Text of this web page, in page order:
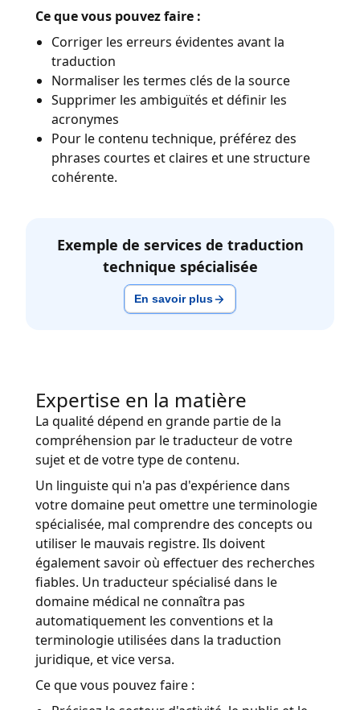
Ce que vous pouvez faire :
Corriger les erreurs évidentes avant la
traduction
Normaliser les termes clés de la source
Supprimer les ambiguïtés et définir les
acronymes
Pour le contenu technique, préférez des
phrases courtes et claires et une structure
cohérente.
Exemple de services de traduction
technique spécialisée
En savoir plus
Expertise en la matière
La qualité dépend en grande partie de la
compréhension par le traducteur de votre
sujet et de votre type de contenu.
Un linguiste qui n'a pas d'expérience dans
votre domaine peut omettre une terminologie
spécialisée, mal comprendre des concepts ou
utiliser le mauvais registre. Ils doivent
également savoir où effectuer des recherches
fiables. Un traducteur spécialisé dans le
domaine médical ne connaîtra pas
automatiquement les conventions et la
terminologie utilisées dans la traduction
juridique, et vice versa.
Ce que vous pouvez faire :